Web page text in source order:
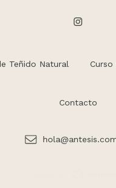
Teñido Natural
Contacto